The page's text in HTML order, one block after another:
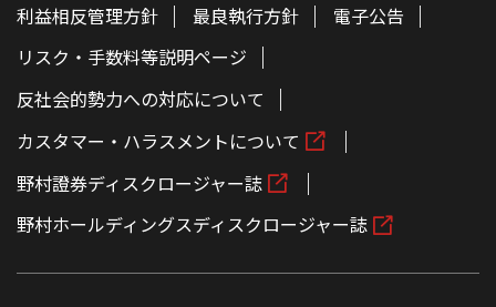
利益相反管理方針
最良執行方針
電子公告
リスク・手数料等説明ページ
反社会的勢力への対応について
カスタマー・ハラスメントについて
野村證券ディスクロージャー誌
野村ホールディングスディスクロージャー誌